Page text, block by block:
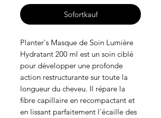
Sofortkauf
Planter's Masque de Soin Lumière
Hydratant 200 ml est un soin ciblé
pour développer une profonde
action restructurante sur toute la
longueur du cheveu. Il répare la
fibre capillaire en recompactant et
en lissant parfaitement l'écaille des